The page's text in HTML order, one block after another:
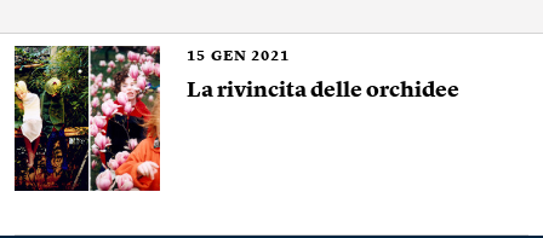
15 GEN 2021
La rivincita delle orchidee